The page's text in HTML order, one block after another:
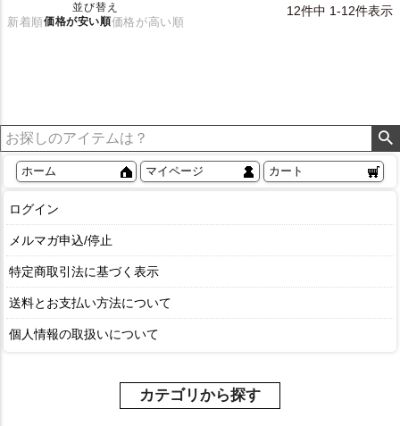
並び替え
新着順価格が安い順価格が高い順
12件中 1-12件表示
ホーム マイページ カート
ログイン
メルマガ申込/停止
特定商取引法に基づく表示
送料とお支払い方法について
個人情報の取扱いについて
カテゴリから探す